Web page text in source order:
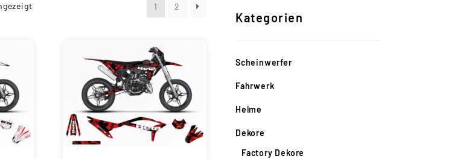
1 2
Kategorien
Scheinwerfer
Fahrwerk
Helme
Dekore
Factory Dekore